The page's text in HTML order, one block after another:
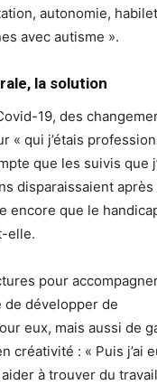
autonomie,
avec autisme ».
la solution
19, des
« qui j’étais
que les suivis que
disparaissaient
encore que le
elle.
pour
de développer de
eux, mais aussi de
créativité : « Puis j’ai
à trouver du